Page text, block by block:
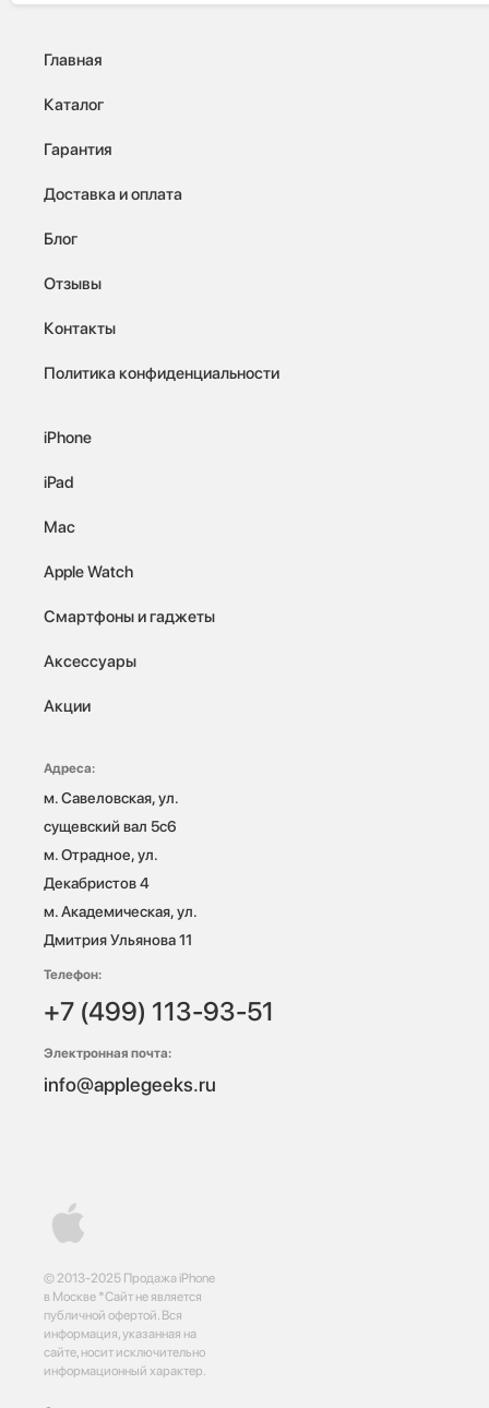
© 2013-2025 Продажа iPhone
в Москве *Сайт не является
публичной офертой. Вся
информация, указанная на
сайте, носит исключительно
информационный характер.
Главная
Каталог
Гарантия
Доставка и оплата
Блог
Отзывы
Контакты
Политика конфиденциальности
iPhone
iPad
Mac
Apple Watch
Смартфоны и гаджеты
Аксессуары
Акции
Адреса:
м. Савеловская, ул.
сущевский вал 5с6
м. Отрадное, ул.
Декабристов 4
м. Академическая, ул.
Дмитрия Ульянова 11
Телефон:
+7 (499) 113-93-51
Электронная почта:
info@applegeeks.ru